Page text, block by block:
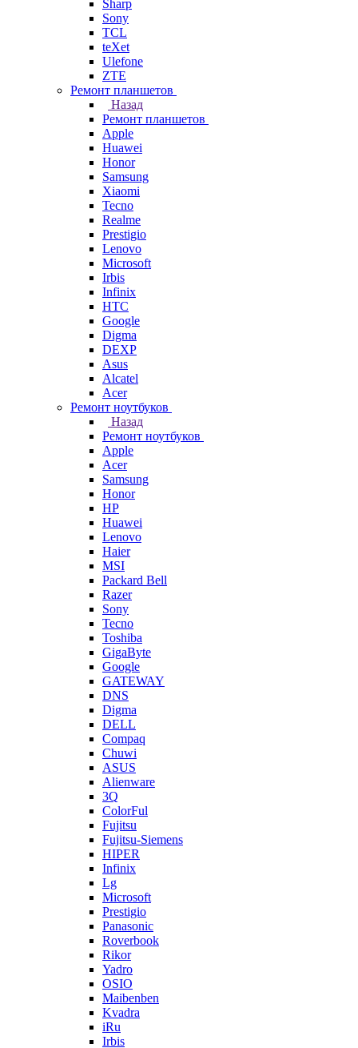
Sharp
Sony
TCL
teXet
Ulefone
ZTE
Ремонт планшетов
Назад
Ремонт планшетов
Apple
Huawei
Honor
Samsung
Xiaomi
Tecno
Realme
Prestigio
Lenovo
Microsoft
Irbis
Infinix
HTC
Google
Digma
DEXP
Asus
Alcatel
Acer
Ремонт ноутбуков
Назад
Ремонт ноутбуков
Apple
Acer
Samsung
Honor
HP
Huawei
Lenovo
Haier
MSI
Packard Bell
Razer
Sony
Tecno
Toshiba
GigaByte
Google
GATEWAY
DNS
Digma
DELL
Compaq
Chuwi
ASUS
Alienware
3Q
ColorFul
Fujitsu
Fujitsu-Siemens
HIPER
Infinix
Lg
Microsoft
Prestigio
Panasonic
Roverbook
Rikor
Yadro
OSIO
Maibenben
Kvadra
iRu
Irbis